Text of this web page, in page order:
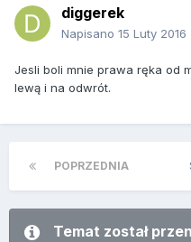
diggerek
Napisano 15 Luty 2016
Jesli boli mnie prawa ręka od
lewą i na odwrót.
POPRZEDNIA
Temat został